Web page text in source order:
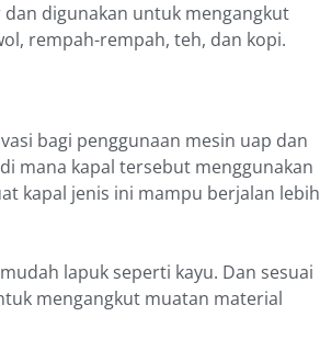
digunakan untuk mengangkut
rempah-rempah, teh, dan kopi.
bagi penggunaan mesin uap dan
mana kapal tersebut menggunakan
kapal jenis ini mampu berjalan lebih
lapuk seperti kayu. Dan sesuai
mengangkut muatan material